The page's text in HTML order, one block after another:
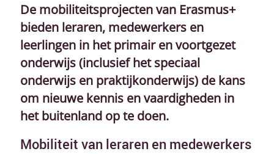
De mobiliteitsprojecten van Erasmus+
bieden leraren, medewerkers en
leerlingen in het primair en voortgezet
onderwijs (inclusief het speciaal
onderwijs en praktijkonderwijs) de kans
om nieuwe kennis en vaardigheden in
het buitenland op te doen.
Mobiliteit van leraren en medewerkers